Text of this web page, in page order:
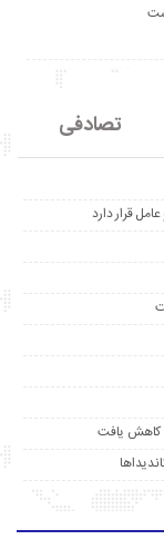
تصادفی
قرار دارد